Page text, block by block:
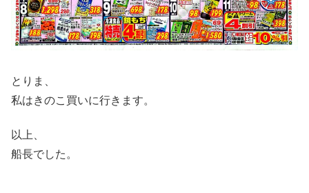
とりま、
私はきのこ買いに行きます。
以上、
船長でした。